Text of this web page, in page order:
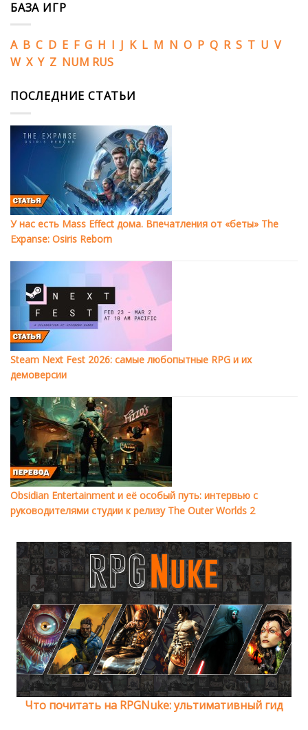
БАЗА ИГР
A B C D E F G H I J K L M N O P Q R S T U V
W X Y Z NUM RUS
ПОСЛЕДНИЕ СТАТЬИ
У нас есть Mass Effect дома. Впечатления от «беты» The
Expanse: Osiris Reborn
Steam Next Fest 2026: самые любопытные RPG и их
демоверсии
Obsidian Entertainment и её особый путь: интервью с
руководителями студии к релизу The Outer Worlds 2
Что почитать на RPGNuke: ультимативный гид